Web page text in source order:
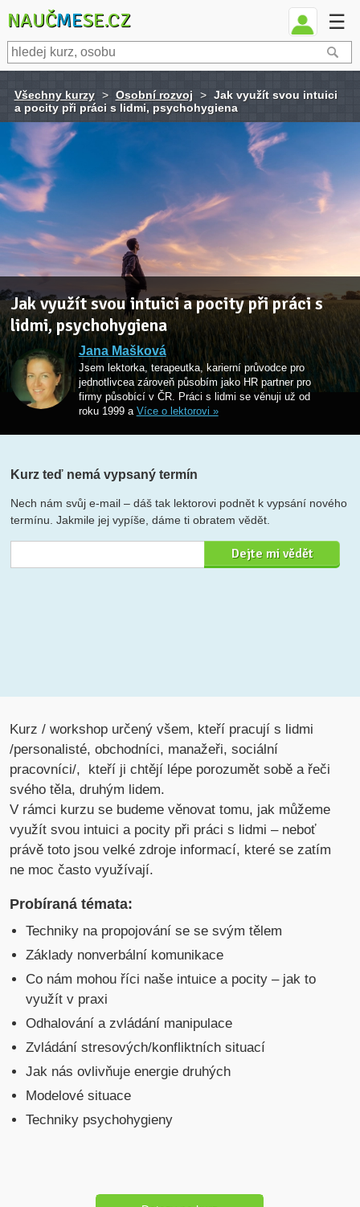
NAUČMESE.CZ ☰
Všechny kurzy > Osobní rozvoj > Jak využít svou intuici
a pocity při práci s lidmi, psychohygiena
Jak využít svou intuici a pocity při práci s
lidmi, psychohygiena
Jana Mašková
Jsem lektorka, terapeutka, karierní průvodce pro
jednotlivcea zároveň působím jako HR partner pro
firmy působící v ČR. Práci s lidmi se věnuji už od
roku 1999 a Více o lektorovi »
Kurz teď nemá vypsaný termín
Nech nám svůj e-mail – dáš tak lektorovi podnět k vypsání nového
termínu. Jakmile jej vypíše, dáme ti obratem vědět.
Kurz / workshop určený všem, kteří pracují s lidmi
/personalisté, obchodníci, manažeři, sociální
pracovníci/, kteří ji chtějí lépe porozumět sobě a řeči
svého těla, druhým lidem.
V rámci kurzu se budeme věnovat tomu, jak můžeme
využít svou intuici a pocity při práci s lidmi – neboť
právě toto jsou velké zdroje informací, které se zatím
ne moc často využívají.
Probíraná témata:
Techniky na propojování se se svým tělem
Základy nonverbální komunikace
Co nám mohou říci naše intuice a pocity – jak to
využít v praxi
Odhalování a zvládání manipulace
Zvládání stresových/konfliktních situací
Jak nás ovlivňuje energie druhých
Modelové situace
Techniky psychohygieny